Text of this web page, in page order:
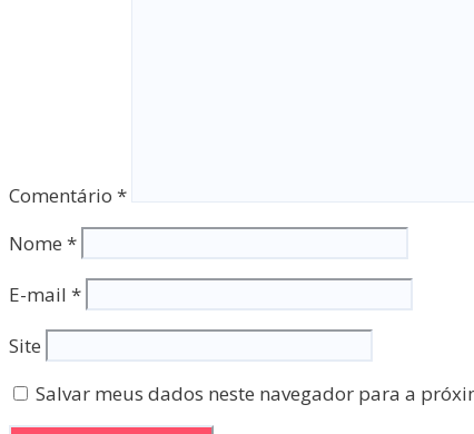
Comentário *
Nome *
E-mail *
Site
Salvar meus dados neste navegador para a